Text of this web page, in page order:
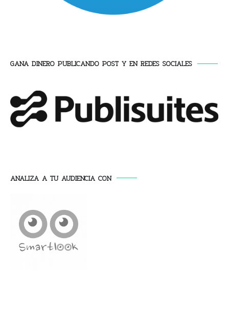
GANA DINERO PUBLICANDO POST Y EN REDES SOCIALES
ANALIZA A TU AUDIENCIA CON